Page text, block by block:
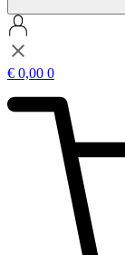
€ 0,00 0